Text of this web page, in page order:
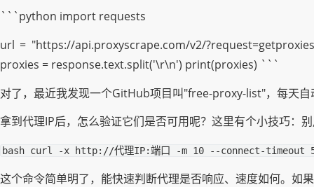
```python import requests
url = "https://api.proxyscrape.com/v2/
proxies = response.text.split('\r\n') print(proxies) ```
对了，最近我发现一个GitHub项目叫"free-proxy-list"，每天
拿到代理IP后，怎么验证它们是否可用呢？这里有个小技巧：
bash curl -x http://代理IP:端口 -m 10 --connect-
这个命令简单明了，能快速判断代理是否响应、速度如何。如